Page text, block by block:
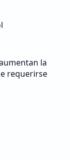
la
requerirse